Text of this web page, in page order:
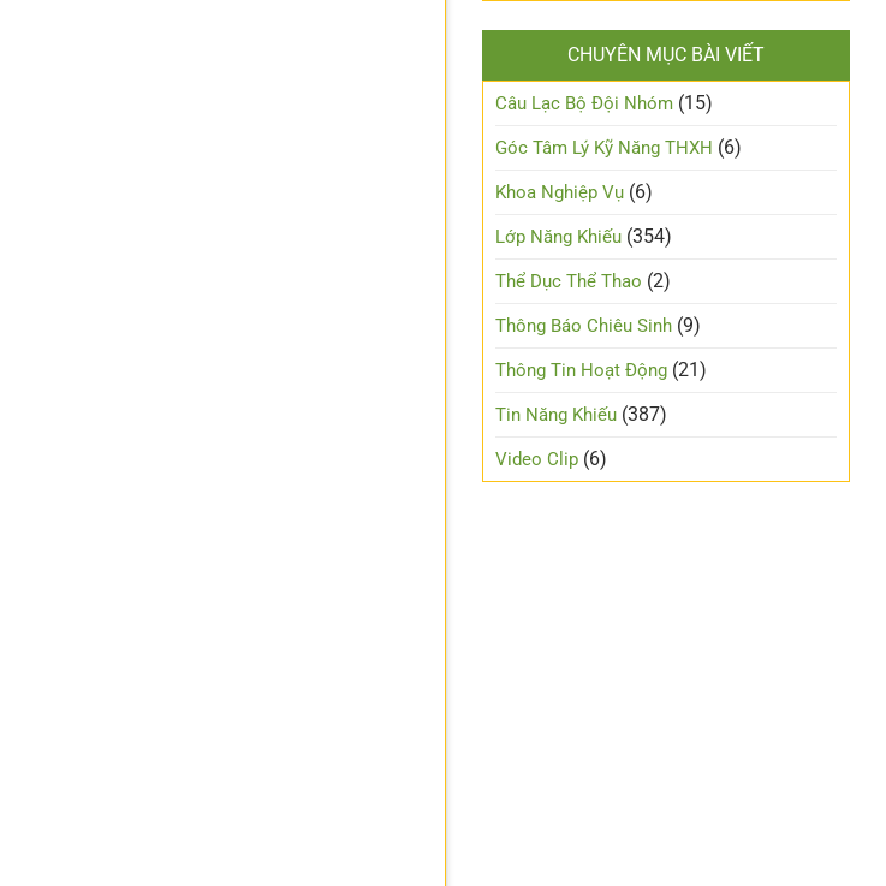
CHUYÊN MỤC BÀI VIẾT
Câu Lạc Bộ Đội Nhóm (15)
Góc Tâm Lý Kỹ Năng THXH (6)
Khoa Nghiệp Vụ (6)
Lớp Năng Khiếu (354)
Thể Dục Thể Thao (2)
Thông Báo Chiêu Sinh (9)
Thông Tin Hoạt Động (21)
Tin Năng Khiếu (387)
Video Clip (6)